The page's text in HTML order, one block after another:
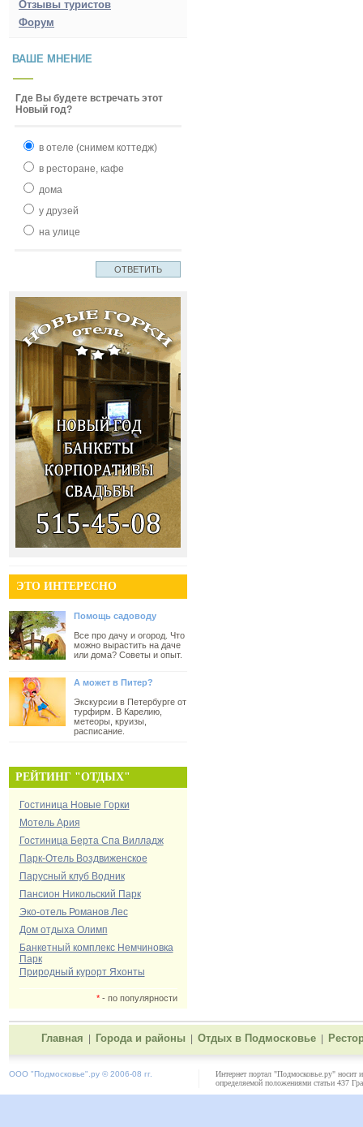
Отзывы туристов
Форум
ВАШЕ МНЕНИЕ
Где Вы будете встречать этот
Новый год?
в отеле (снимем коттедж)
в ресторане, кафе
дома
у друзей
на улице
ЭТО ИНТЕРЕСНО
Помощь садоводу
Все про дачу и огород. Что
можно вырастить на даче
или дома? Советы и опыт.
А может в Питер?
Экскурсии в Петербурге от
турфирм. В Карелию,
метеоры, круизы,
расписание.
РЕЙТИНГ "ОТДЫХ"
Гостиница Новые Горки
Мотель Ария
Гостиница Берта Спа Вилладж
Парк-Отель Воздвиженское
Парусный клуб Водник
Пансион Никольский Парк
Эко-отель Романов Лес
Дом отдыха Олимп
Банкетный комплекс Немчиновка
Парк
Природный курорт Яхонты
*- по популярности
Главная Города и районы Отдых в Подмосковье
ООО "Подмосковье" .ру © 2006-08 гг.
Интернет портал "Подмосковье.ру" носит
определяемой положениями статьи 437